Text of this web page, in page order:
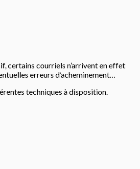
certains courriels n’arrivent en effet
erreurs d’acheminement…
techniques à disposition.